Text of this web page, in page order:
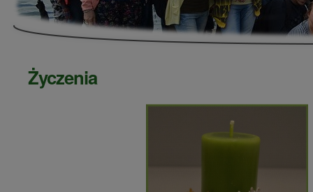
Życzenia